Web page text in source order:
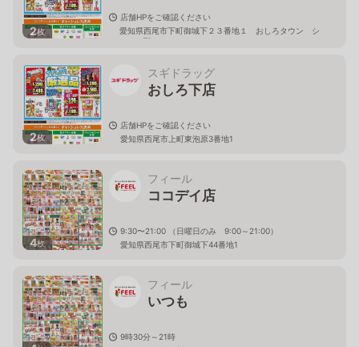
2枚
店舗HPをご確認ください
愛知県西尾市下町御城下２３番地１ おしろタウン シ
ャオ１階
2枚
スギドラッグ
おしろ下店
店舗HPをご確認ください
愛知県西尾市上町東泡原3番地1
4枚
フィール
ココデイ店
9:30〜21:00 （日曜日のみ 9:00～21:00）
愛知県西尾市下町御城下44番地1
フィール
いつも
9時30分～21時